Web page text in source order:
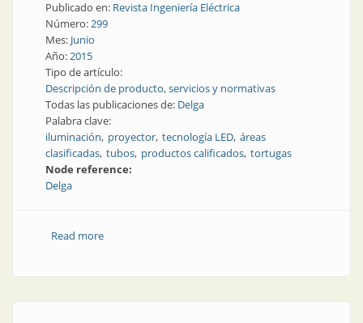
Publicado en: Revista Ingeniería Eléctrica
Número:299
Mes: Junio
Año:2015
Tipo de artículo:
Descripción de producto, servicios y normativas
Todas las publicaciones de: Delga
Palabra clave:
iluminación proyector tecnología LED áreas
clasificadas tubos productos calificados tortugas
Node reference:
Delga
Read moreabout Para áreas clasificadas, nuevos productos